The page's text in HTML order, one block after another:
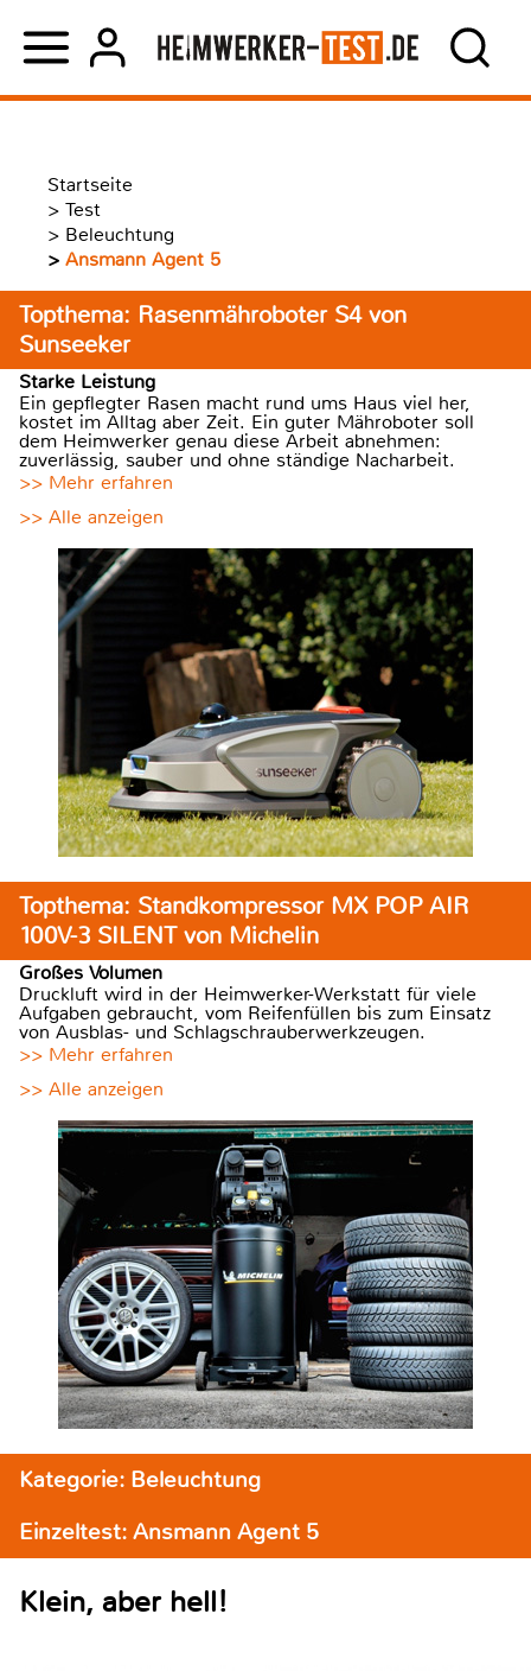
Startseite
> Test
> Beleuchtung
> Ansmann Agent 5
Topthema: Rasenmähroboter S4 von
Sunseeker
Starke Leistung
Ein gepflegter Rasen macht rund ums Haus viel her,
kostet im Alltag aber Zeit. Ein guter Mähroboter soll
dem Heimwerker genau diese Arbeit abnehmen:
zuverlässig, sauber und ohne ständige Nacharbeit.
>> Mehr erfahren
>> Alle anzeigen
Topthema: Standkompressor MX POP AIR
100V-3 SILENT von Michelin
Großes Volumen
Druckluft wird in der Heimwerker-Werkstatt für viele
Aufgaben gebraucht, vom Reifenfüllen bis zum Einsatz
von Ausblas- und Schlagschrauberwerkzeugen.
>> Mehr erfahren
>> Alle anzeigen
Kategorie: Beleuchtung
Einzeltest: Ansmann Agent 5
Klein, aber hell!